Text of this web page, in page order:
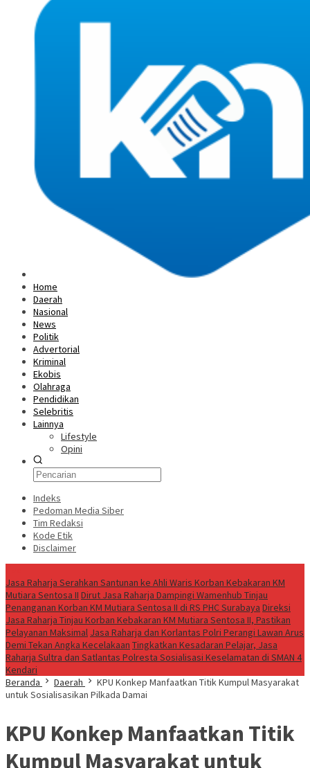
Home
Daerah
Nasional
News
Politik
Advertorial
Kriminal
Ekobis
Olahraga
Pendidikan
Selebritis
Lainnya
Lifestyle
Opini
Indeks
Pedoman Media Siber
Tim Redaksi
Kode Etik
Disclaimer
Jasa Raharja Serahkan Santunan ke Ahli Waris Korban Kebakaran KM
Mutiara Sentosa II Dirut Jasa Raharja Dampingi Wamenhub Tinjau
Penanganan Korban KM Mutiara Sentosa II di RS PHC Surabaya Direksi
Jasa Raharja Tinjau Korban Kebakaran KM Mutiara Sentosa II, Pastikan
Pelayanan Maksimal Jasa Raharja dan Korlantas Polri Perangi Lawan Arus
Demi Tekan Angka Kecelakaan Tingkatkan Kesadaran Pelajar, Jasa
Raharja Sultra dan Satlantas Polresta Sosialisasi Keselamatan di SMAN 4
Kendari
Beranda
Daerah
KPU Konkep Manfaatkan Titik Kumpul Masyarakat
untuk Sosialisasikan Pilkada Damai
KPU Konkep Manfaatkan Titik
Kumpul Masyarakat untuk